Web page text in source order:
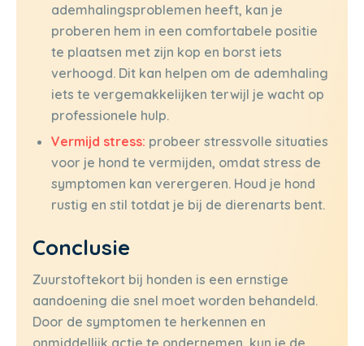
ademhalingsproblemen heeft, kan je
proberen hem in een comfortabele positie
te plaatsen met zijn kop en borst iets
verhoogd. Dit kan helpen om de ademhaling
iets te vergemakkelijken terwijl je wacht op
professionele hulp.
Vermijd stress: probeer stressvolle situaties
voor je hond te vermijden, omdat stress de
symptomen kan verergeren. Houd je hond
rustig en stil totdat je bij de dierenarts bent.
Conclusie
Zuurstoftekort bij honden is een ernstige
aandoening die snel moet worden behandeld.
Door de symptomen te herkennen en
onmiddellijk actie te ondernemen, kun je de